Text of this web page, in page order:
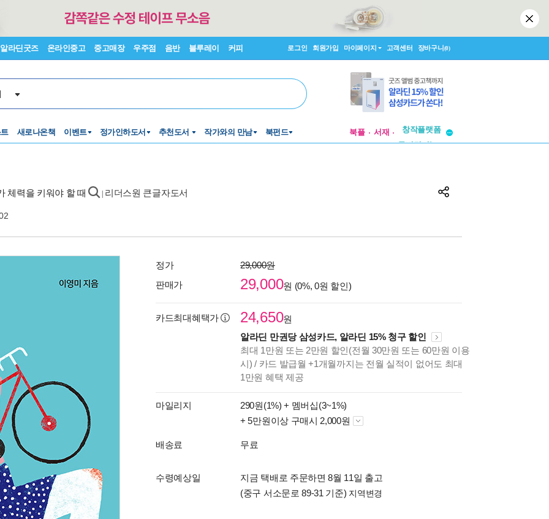
알라딘굿즈 온라인중고 중고매장 우주점 음반 블루레이 커피 로그인 회원가입 마이페이지 고객센터 장바구니(0)
새로나온책 이벤트 정가인하도서 추천도서 작가와의 만남 북펀드 북플 서재
투비컨티뉴드
체력을 키워야 할 때 리더스원 큰글자도서
정가
29,000원
판매가
29,000원 (0%, 0원 할인)
카드최대혜택가 24,650원
알라딘 만권당 삼성카드, 알라딘 15% 청구 할인
최대 1만원 또는 2만원 할인(전월 30만원 또는 60만원 이용
시) / 카드 발급월 +1개월까지는 전월 실적이 없어도 최대
1만원 혜택 제공
마일리지 290원(1%) + 멤버십(3~1%)
+ 5만원이상 구매시 2,000원
배송료 무료
수령예상일
지금 택배로 주문하면 8월 11일 출고
(중구 서소문로 89-31 기준) 지역변경